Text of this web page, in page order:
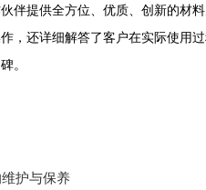
提供全方位、优质、创新的材
，还详细解答了客户在实际使用
。
护与保养